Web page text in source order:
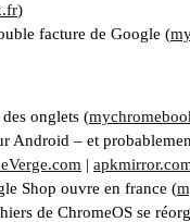
)
facture de Google (
onglets (
Android – et
|
Shop ouvre en france (
de ChromeOS se